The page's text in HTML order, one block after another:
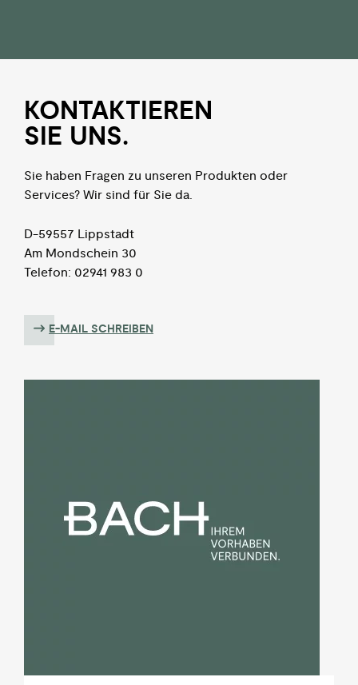
KON­TAKTIEREN
SIE UNS.
Sie haben Fragen zu unseren Produkten oder
Services? Wir sind für Sie da.
D-59557 Lippstadt
Am Mondschein 30
Telefon: 02941 983 0
E-MAIL SCHREIBEN